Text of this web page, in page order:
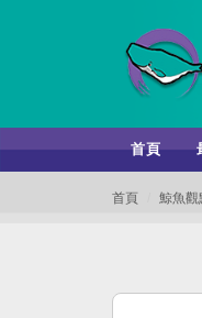
首頁
首頁 鯨魚觀